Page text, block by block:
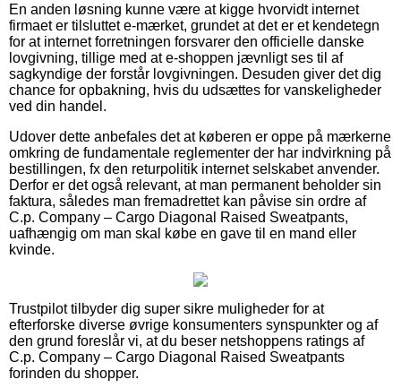
En anden løsning kunne være at kigge hvorvidt internet
firmaet er tilsluttet e-mærket, grundet at det er et kendetegn
for at internet forretningen forsvarer den officielle danske
lovgivning, tillige med at e-shoppen jævnligt ses til af
sagkyndige der forstår lovgivningen. Desuden giver det dig
chance for opbakning, hvis du udsættes for vanskeligheder
ved din handel.
Udover dette anbefales det at køberen er oppe på mærkerne
omkring de fundamentale reglementer der har indvirkning på
bestillingen, fx den returpolitik internet selskabet anvender.
Derfor er det også relevant, at man permanent beholder sin
faktura, således man fremadrettet kan påvise sin ordre af
C.p. Company – Cargo Diagonal Raised Sweatpants,
uafhængig om man skal købe en gave til en mand eller
kvinde.
Trustpilot tilbyder dig super sikre muligheder for at
efterforske diverse øvrige konsumenters synspunkter og af
den grund foreslår vi, at du beser netshoppens ratings af
C.p. Company – Cargo Diagonal Raised Sweatpants
forinden du shopper.